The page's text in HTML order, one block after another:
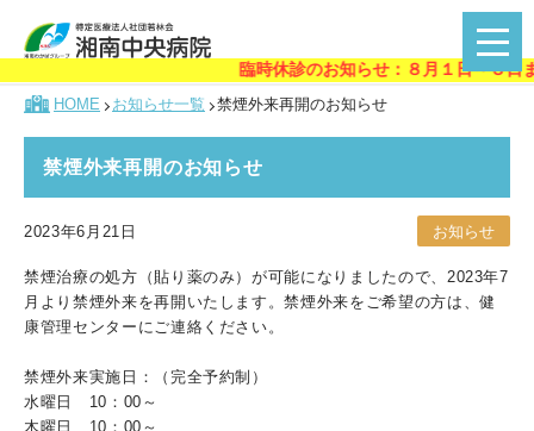
臨時休診のお知らせ：８月１日～３日ま
HOME お知らせ一覧 禁煙外来再開のお知らせ
禁煙外来再開のお知らせ
2023年6月21日 お知らせ
禁煙治療の処方（貼り薬のみ）が可能になりましたので、2023年7
月より禁煙外来を再開いたします。禁煙外来をご希望の方は、健
康管理センターにご連絡ください。
禁煙外来実施日：（完全予約制）
水曜日 10：00～
木曜日 10：00～